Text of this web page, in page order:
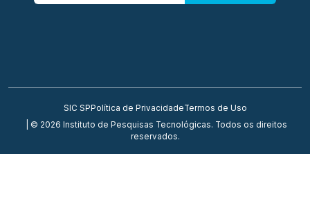
SIC SP Política de PrivacidadeTermos de Uso
| © 2026 Instituto de Pesquisas Tecnológicas. Todos os direitos
reservados.